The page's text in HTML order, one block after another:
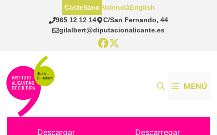
965 12 12 14
C/San Fernando, 44
gilalbert@diputacionalicante.es
Castellano ValenciàEnglish
MENÚ
Descargar
Descarregar